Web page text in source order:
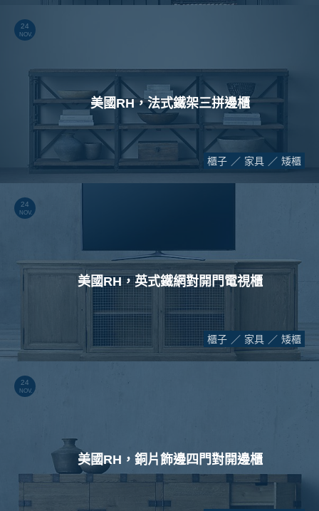
24
NOV.
美國RH，法式鐵架三拼邊櫃
櫃子 家具 矮櫃
24
NOV.
美國RH，英式鐵網對開門電視櫃
櫃子 家具 矮櫃
24
NOV.
美國RH，銅片飾邊四門對開邊櫃